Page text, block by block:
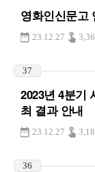
영화인신문고
23.12.27
37
2023년 4분기
최 결과 안내
23.12.27
36